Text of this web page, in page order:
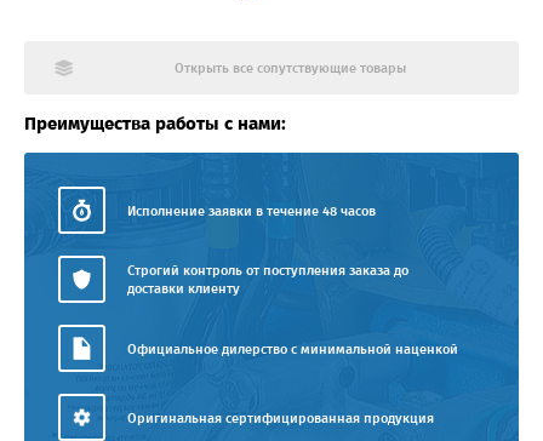
Открыть все сопутствующие товары
Преимущества работы с нами:
Исполнение заявки в течение 48 часов
Строгий контроль от поступления заказа до
доставки клиенту
Официальное дилерство с минимальной наценкой
Оригинальная сертифицированная продукция